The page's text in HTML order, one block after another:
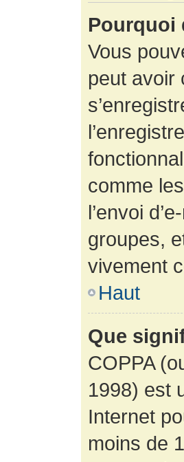
Pourquoi
Vous
peut avoir
comme
l’envoi
groupes,
vivement
Haut
Que
COPPA
1998) est
Internet
moins de